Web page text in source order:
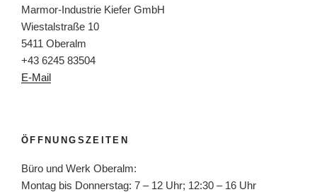
Marmor-Industrie Kiefer GmbH
Wiestalstraße 10
5411 Oberalm
+43 6245 83504
E-Mail
ÖFFNUNGSZEITEN
Büro und Werk Oberalm:
Montag bis Donnerstag: 7 – 12 Uhr; 12:30 – 16 Uhr